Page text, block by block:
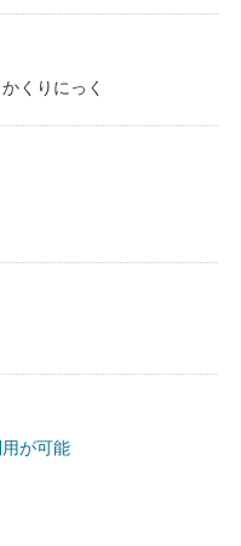
くりにっく
が可能